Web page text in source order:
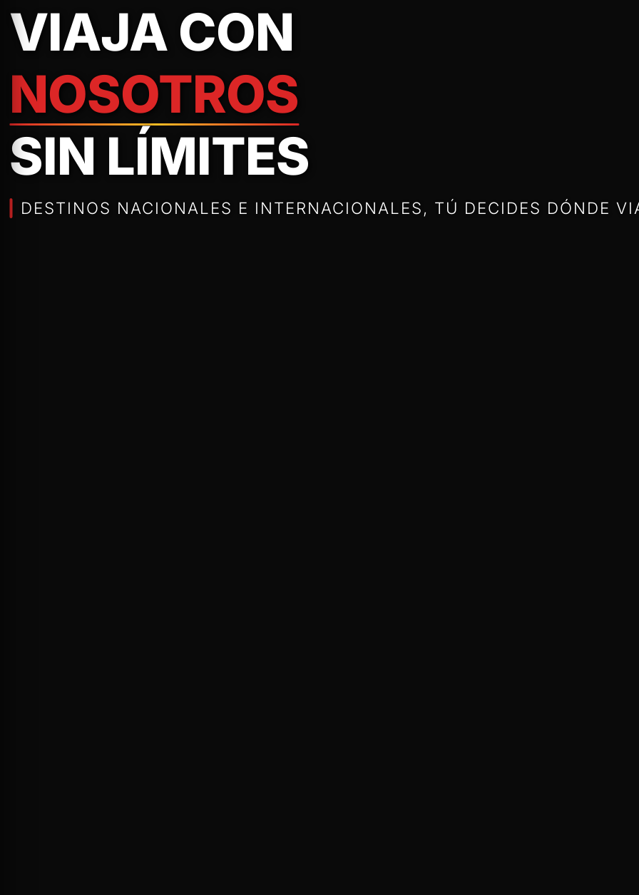
VIAJA CON
NOSOTROS
SIN LÍMITES
DESTINOS NACIONALES E INTERNACIONALES, TÚ DECIDES DÓNDE